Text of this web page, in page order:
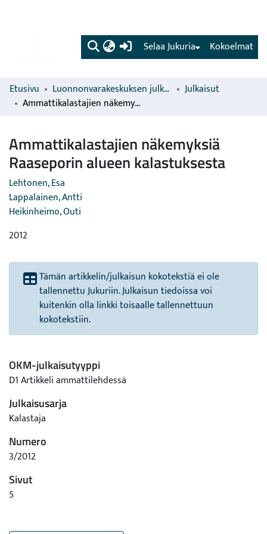
(current) Kokoelmat
Selaa Jukuria
Etusivu Luonnonvarakeskuksen julkaisut
Julkaisut
Ammattikalastajien näkemyksiä Raaseporin alueen kalastuksesta
Ammattikalastajien näkemyksiä
Raaseporin alueen kalastuksesta
Lehtonen, Esa
Lappalainen, Antti
Heikinheimo, Outi
2012
Tämän artikkelin/julkaisun kokotekstiä ei ole
tallennettu Jukuriin. Julkaisun tiedoissa voi
kuitenkin olla linkki toisaalle tallennettuun
kokotekstiin.
OKM-julkaisutyyppi
D1 Artikkeli ammattilehdessä
Julkaisusarja
Kalastaja
Numero
3/2012
Sivut
5